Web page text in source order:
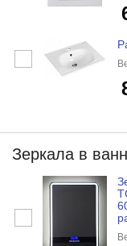
Зеркала в